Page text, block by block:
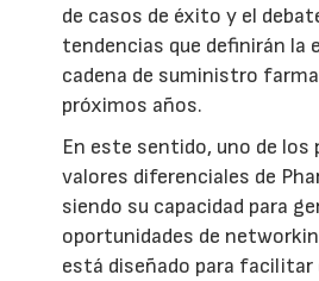
de casos de éxito y el
tendencias que definirán la
cadena de suministro
próximos años.
En este sentido, uno de los
valores diferenciales de
siendo su capacidad para
oportunidades de
está diseñado para